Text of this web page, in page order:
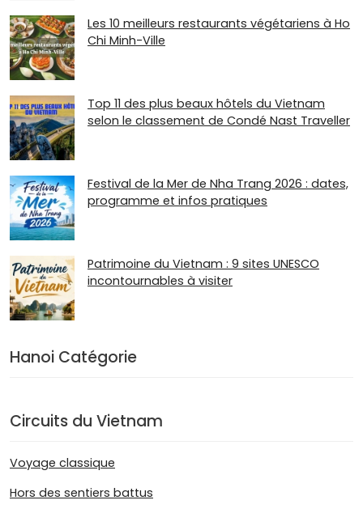
Les 10 meilleurs restaurants végétariens à Ho
Chi Minh-Ville
Top 11 des plus beaux hôtels du Vietnam
selon le classement de Condé Nast Traveller
Festival de la Mer de Nha Trang 2026 : dates,
programme et infos pratiques
Patrimoine du Vietnam : 9 sites UNESCO
incontournables à visiter
Hanoi Catégorie
Circuits du Vietnam
Voyage classique
Hors des sentiers battus